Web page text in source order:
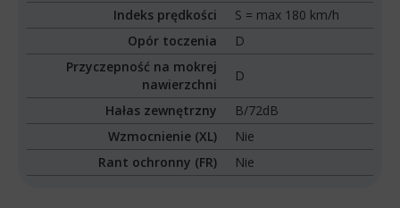
Indeks prędkości
S = max 180 km/h
Opór toczenia
D
Przyczepność na mokrej
nawierzchni
D
Hałas zewnętrzny
B/72dB
Wzmocnienie (XL)
Nie
Rant ochronny (FR)
Nie